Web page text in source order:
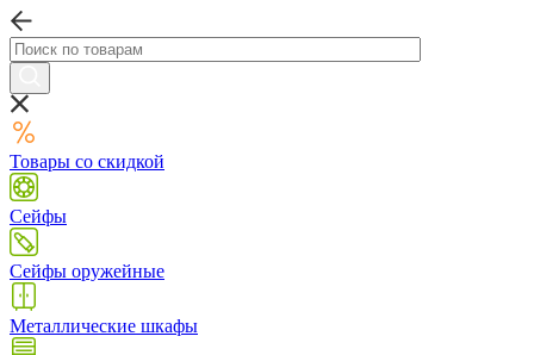
Товары со скидкой
Сейфы
Сейфы оружейные
Металлические шкафы